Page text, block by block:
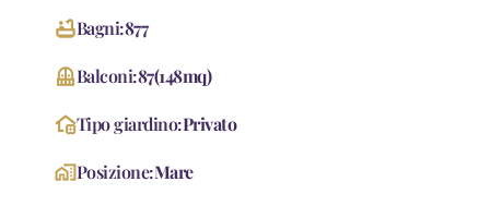
bathtubBagni:877
BalconyBalconi:87(148mq)
home_and_gardenTipo giardino:Privato
home_workPosizione:Mare